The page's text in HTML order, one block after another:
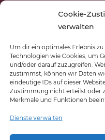
Cookie-
verwalten
Um dir ein optimales Erlebnis
Technologien wie Cookies, um
und/oder darauf zuzugreifen.
zustimmst, können wir Daten
eindeutige IDs auf dieser
Zustimmung nicht erteilst oder
Merkmale und Funktionen
Dienste verwalten
HAFTUNGSAUSSCHLUSS
WIDERRUFSBELEHRUNG
COOKIES
AGB
ÜBER UNS
AKADEMIE VAN SCHEWICK